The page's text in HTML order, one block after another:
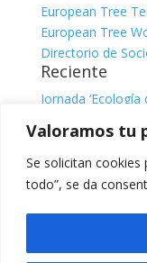
Valoramos tu
Se solicitan cookies
todo”, se da
European Tree
European Tree
Directorio de
Reciente
Jornada
Jornada ‘El
interpretar para
Claire Atger julio
Facebook